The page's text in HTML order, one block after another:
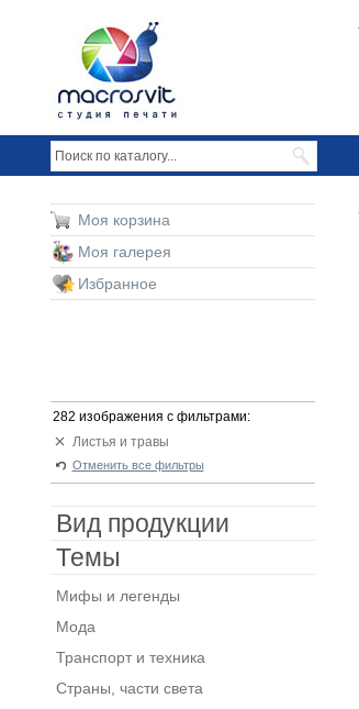
Моя корзина
Моя галерея
Избранное
282 изображения с фильтрами:
Листья и травы
Отменить все фильтры
Вид продукции
Темы
Мифы и легенды
Мода
Транспорт и техника
Страны, части света